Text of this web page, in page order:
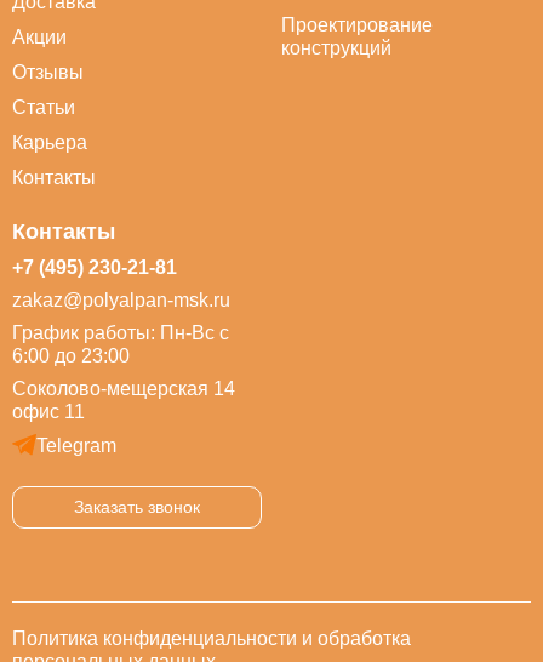
Акции
Отзывы
Статьи
Карьера
Контакты
Проектирование
конструкций
Контакты
+7 (495) 230-21-81
zakaz@polyalpan-msk.ru
График работы: Пн-Вс с
6:00 до 23:00
Соколово-мещерская 14
офис 11
Telegram
Заказать звонок
Политика конфиденциальности и обработка